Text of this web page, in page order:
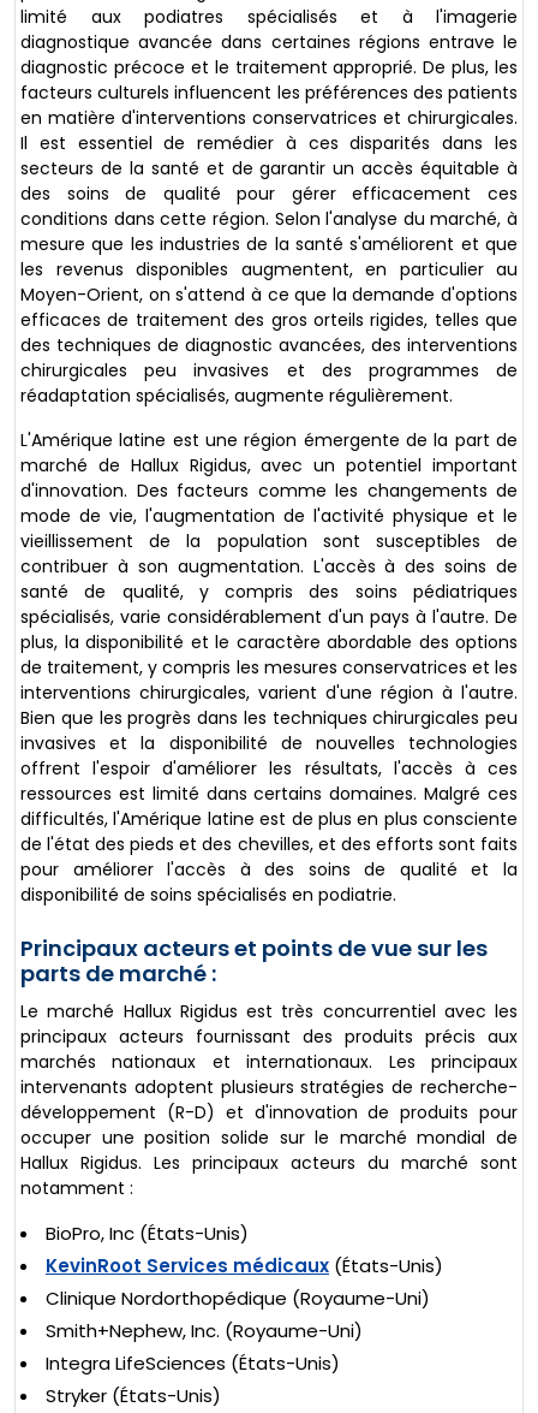
limité aux podiatres spécialisés et à l'imagerie
diagnostique avancée dans certaines régions entrave le
diagnostic précoce et le traitement approprié. De plus, les
facteurs culturels influencent les préférences des patients
en matière d'interventions conservatrices et chirurgicales.
Il est essentiel de remédier à ces disparités dans les
secteurs de la santé et de garantir un accès équitable à
des soins de qualité pour gérer efficacement ces
conditions dans cette région. Selon l'analyse du marché, à
mesure que les industries de la santé s'améliorent et que
les revenus disponibles augmentent, en particulier au
Moyen-Orient, on s'attend à ce que la demande d'options
efficaces de traitement des gros orteils rigides, telles que
des techniques de diagnostic avancées, des interventions
chirurgicales peu invasives et des programmes de
réadaptation spécialisés, augmente régulièrement.
L'Amérique latine est une région émergente de la part de
marché de Hallux Rigidus, avec un potentiel important
d'innovation. Des facteurs comme les changements de
mode de vie, l'augmentation de l'activité physique et le
vieillissement de la population sont susceptibles de
contribuer à son augmentation. L'accès à des soins de
santé de qualité, y compris des soins pédiatriques
spécialisés, varie considérablement d'un pays à l'autre. De
plus, la disponibilité et le caractère abordable des options
de traitement, y compris les mesures conservatrices et les
interventions chirurgicales, varient d'une région à l'autre.
Bien que les progrès dans les techniques chirurgicales peu
invasives et la disponibilité de nouvelles technologies
offrent l'espoir d'améliorer les résultats, l'accès à ces
ressources est limité dans certains domaines. Malgré ces
difficultés, l'Amérique latine est de plus en plus consciente
de l'état des pieds et des chevilles, et des efforts sont faits
pour améliorer l'accès à des soins de qualité et la
disponibilité de soins spécialisés en podiatrie.
Principaux acteurs et points de vue sur les
parts de marché :
Le marché Hallux Rigidus est très concurrentiel avec les
principaux acteurs fournissant des produits précis aux
marchés nationaux et internationaux. Les principaux
intervenants adoptent plusieurs stratégies de recherche-
développement (R-D) et d'innovation de produits pour
occuper une position solide sur le marché mondial de
Hallux Rigidus. Les principaux acteurs du marché sont
notamment :
BioPro, Inc (États-Unis)
KevinRoot Services médicaux (États-Unis)
Clinique Nordorthopédique (Royaume-Uni)
Smith+Nephew, Inc. (Royaume-Uni)
Integra LifeSciences (États-Unis)
Stryker (États-Unis)